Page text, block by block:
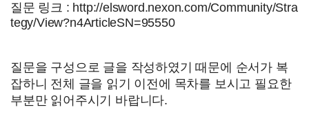
질문 링크 : http://elsword.nexon.com/Community/Stra
tegy/View?n4ArticleSN=95550
질문을 구성으로 글을 작성하였기 때문에 순서가 복
잡하니 전체 글을 읽기 이전에 목차를 보시고 필요한
부분만 읽어주시기 바랍니다.